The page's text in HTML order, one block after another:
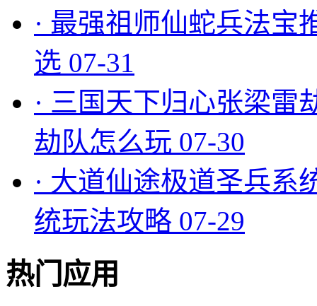
· 最强祖师仙蛇兵法宝
选 07-31
· 三国天下归心张梁雷
劫队怎么玩 07-30
· 大道仙途极道圣兵系
统玩法攻略 07-29
热门应用